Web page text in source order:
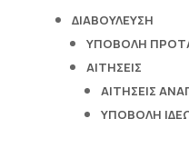
ΔΙΑΒΟΎΛΕΥΣΗ
ΥΠΟΒΟΛΉ
ΑΙΤΉΣΕΙΣ
ΑΙΤΉΣΕΙΣ
ΥΠΟΒΟΛΉ